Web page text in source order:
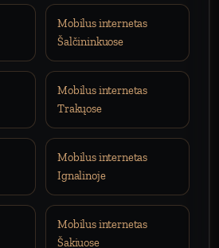
Mobilus internetas
Šalčininkuose
Mobilus internetas
Trakųose
Mobilus internetas
Ignalinoje
Mobilus internetas
Šakiuose